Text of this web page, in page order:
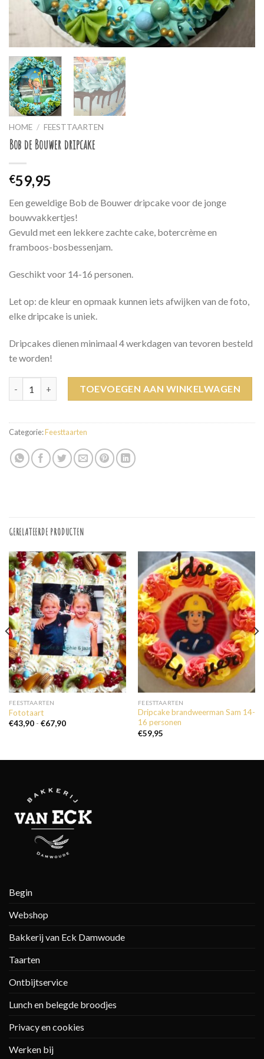
HOME / FEESTTAARTEN
Bob de Bouwer dripcake
€59,95
Een geweldige Bob de Bouwer dripcake voor de jonge
bouwvakkertjes!
Gevuld met een lekkere zachte cake, botercrème en
framboos-bosbessenjam.
Geschikt voor 14-16 personen.
Let op: de kleur en opmaak kunnen iets afwijken van de foto,
elke dripcake is uniek.
Dripcakes dienen minimaal 4 werkdagen van tevoren besteld
te worden!
TOEVOEGEN AAN WINKELWAGEN
Categorie:Feesttaarten
GERELATEERDE PRODUCTEN
FEESTTAARTEN
Fototaart
€43,90 - €67,90Prijsklasse:
FEESTTAARTEN
Dripcake brandweerman Sam 14-
16 personen
€59,95
Begin
Webshop
Bakkerij van Eck Damwoude
Taarten
Ontbijtservice
Lunch en belegde broodjes
Privacy en cookies
Werken bij